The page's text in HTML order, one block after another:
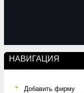
НАВИГАЦИЯ
Добавить фирму